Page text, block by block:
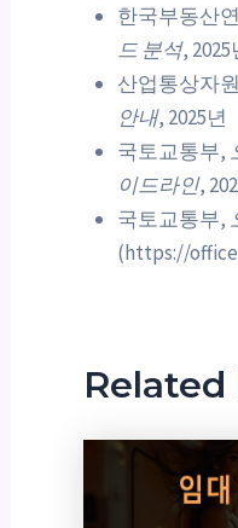
한국부동산
드 분석, 2025
산업통상자
안내, 2025년
국토교통부,
이드라인,
국토교통부,
(https://
Related